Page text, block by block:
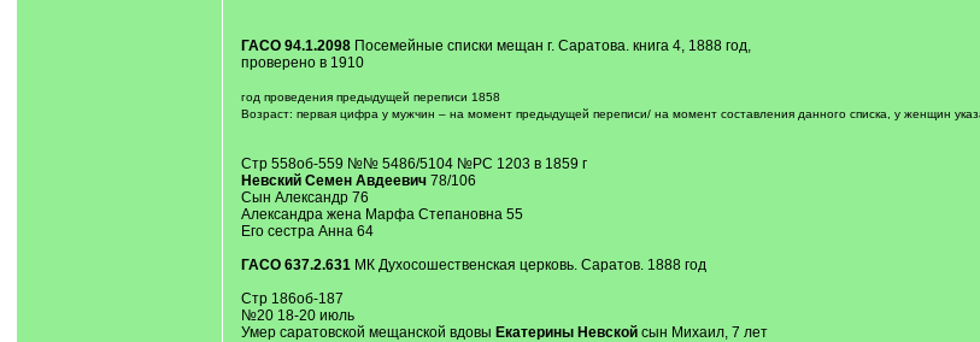
ГАСО 94.1.2098Посемейные списки мещан г. Саратова. книга 4, 1888 год,
проверено в 1910
год проведения предыдущей переписи 1858
Возраст: первая цифра у мужчин – на момент предыдущей переписи/ на момент составления данного списка, у женщин
Стр 558об-559 №№ 5486/5104 №РС 1203 в 1859 г
Невский Семен Авдеевич 78/106
Сын Александр 76
Александра жена Марфа Степановна 55
Его сестра Анна 64
ГАСО 637.2.631МК Духосошественская церковь. Саратов. 1888 год
Стр 186об-187
№20 18-20 июль
Умер саратовской мещанской вдовы Екатерины Невскойсын Михаил, 7 лет